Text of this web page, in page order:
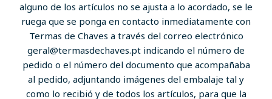
alguno de los artículos no se ajusta a lo acordado, se le
ruega que se ponga en contacto inmediatamente con
Termas de Chaves a través del correo electrónico
geral@termasdechaves.pt indicando el número de
pedido o el número del documento que acompañaba
al pedido, adjuntando imágenes del embalaje tal y
como lo recibió y de todos los artículos, para que la